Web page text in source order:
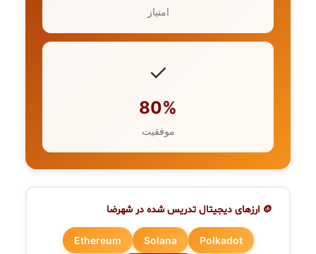
امتیاز
✓
80%
موفقیت
🪙 ارزهای دیجیتال تدریس شده در شهرضا
Polkadot
Solana
Ethereum